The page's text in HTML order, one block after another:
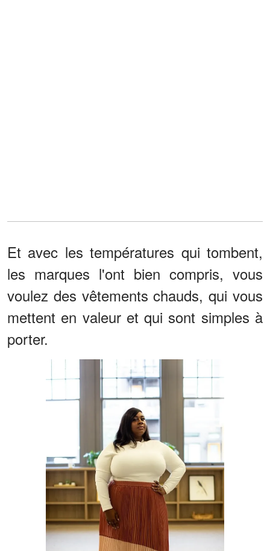
Et avec les températures qui tombent,
les marques l'ont bien compris, vous
voulez des vêtements chauds, qui vous
mettent en valeur et qui sont simples à
porter.